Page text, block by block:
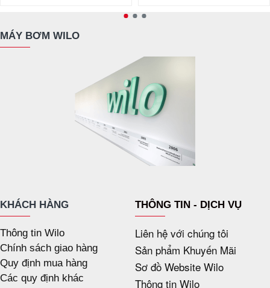
MÁY BƠM WILO
KHÁCH HÀNG
Thông tin Wilo
Chính sách giao hàng
Quy định mua hàng
Các quy định khác
THÔNG TIN - DỊCH VỤ
Liên hệ với chúng tôi
Sản phẩm Khuyến Mãi
Sơ đồ Website Wilo
Thông tin Wilo